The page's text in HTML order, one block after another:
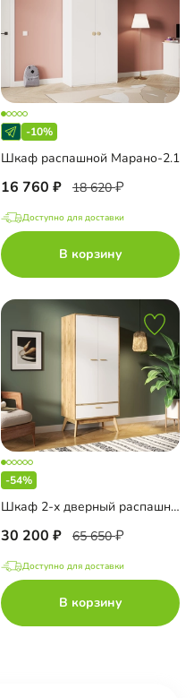
-10%
Шкаф распашной Марано-2.1
16 760 18 620
Доступно для доставки
В корзину
-54%
Шкаф 2-х дверный распашной Скандивуд-2
30 200 65 650
Доступно для доставки
В корзину